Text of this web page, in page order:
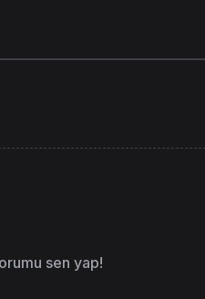
sen yap!